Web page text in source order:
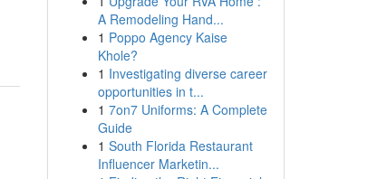
A Remodeling Hand...
1 Poppo Agency Kaise
Khole?
1 Investigating diverse career
opportunities in t...
1 7on7 Uniforms: A Complete
Guide
1 South Florida Restaurant
Influencer Marketin...